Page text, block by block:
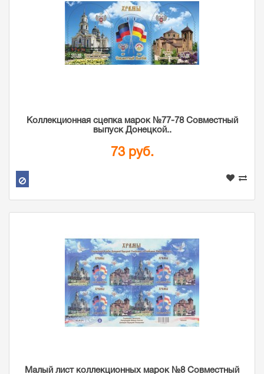
Коллекционная сцепка марок №77-78 Совместный
выпуск Донецкой..
73 руб.
Малый лист коллекционных марок №8 Совместный